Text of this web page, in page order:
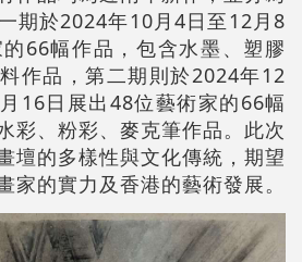
期於2024年10月4日至12月8
66幅作品，包含水墨、塑膠
作品，第二期則於2024年12
16日展出48位藝術家的66幅
彩、粉彩、麥克筆作品。此次
壇的多樣性與文化傳統，期望
家的實力及香港的藝術發展。